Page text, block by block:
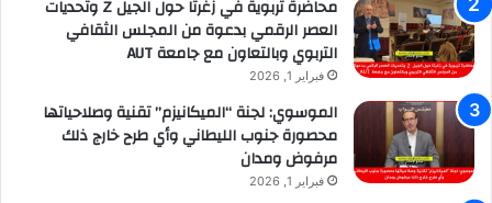
محاضرة تربوية في زغرتا حول الجيل Z وتحديات
العصر الرقمي بدعوة من المجلس الثقافي
التربوي وبالتعاون مع جامعة AUT
فبراير 1, 2026
الموسوي: لجنة “الميكانيزم” تقنية وصلاحياتها
محصورة جنوب الليطاني وأي طرح خارج ذلك
مرفوض ومدان
فبراير 1, 2026